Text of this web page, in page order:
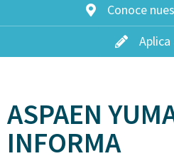
Conoce
Aplica
ASPAEN
INFORMA